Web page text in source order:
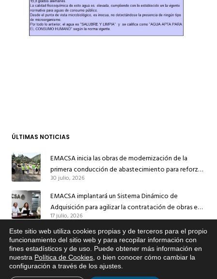
ÚLTIMAS NOTICIAS
EMACSA inicia las obras de modernización de la
primera conducción de abastecimiento para reforzar
el suministro de agua de Córdoba
30 julio, 2026
EMACSA implantará un Sistema Dinámico de
Adquisición para agilizar la contratación de obras en
sus redes e instalaciones
17 julio, 2026
EMACSA inicia hoy las obras de una nueva arteria de
abastecimiento y una red de agua no potable en
Ingeniero Ruiz de Azúa
13 julio, 2026
Caracterización ZA Córdoba Red Quemadas- 1ª Sem
Este sitio web utiliza cookies propias y de terceros para el propio
funcionamiento del sitio web y para recopilar información con
fines estadísticos y de uso. Puede obtener más información en
nuestra Política de Cookies , o bien conocer cómo cambiar la
configuración a través de los ajustes
Si tiene cualquier duda sobre
EMACSA, haga click abajo.